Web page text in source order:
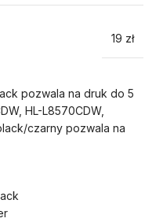
19 zł
pozwala na druk do 5
HL-L8570CDW,
czarny pozwala na